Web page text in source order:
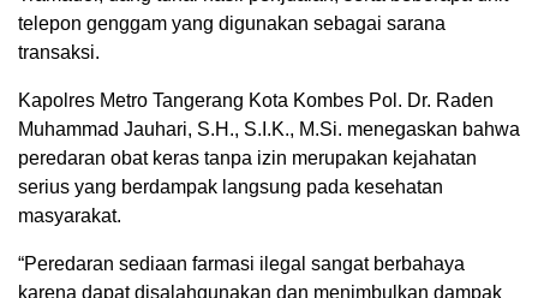
telepon genggam yang digunakan sebagai sarana
transaksi.
Kapolres Metro Tangerang Kota Kombes Pol. Dr. Raden
Muhammad Jauhari, S.H., S.I.K., M.Si. menegaskan bahwa
peredaran obat keras tanpa izin merupakan kejahatan
serius yang berdampak langsung pada kesehatan
masyarakat.
“Peredaran sediaan farmasi ilegal sangat berbahaya
karena dapat disalahgunakan dan menimbulkan dampak